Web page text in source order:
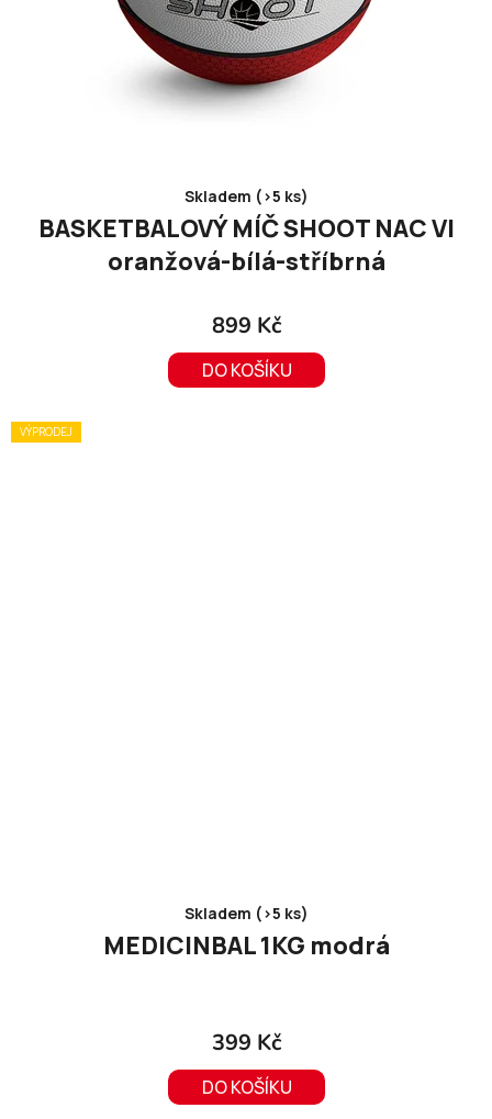
Skladem (>5 ks)
BASKETBALOVÝ MÍČ SHOOT NAC VI
oranžová-bílá-stříbrná
899 Kč
DO KOŠÍKU
VÝPRODEJ
Skladem (>5 ks)
MEDICINBAL 1KG modrá
399 Kč
DO KOŠÍKU